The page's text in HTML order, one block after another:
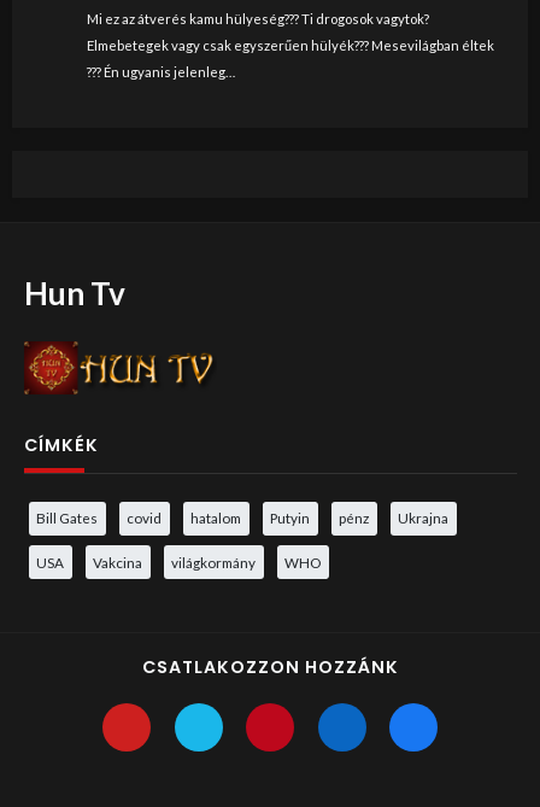
Mi ez az átverés kamu hülyeség??? Ti drogosok vagytok?
Elmebetegek vagy csak egyszerűen hülyék??? Mesevilágban éltek
??? Én ugyanis jelenleg…
Hun Tv
CÍMKÉK
Bill Gates covid hatalom Putyin pénz Ukrajna
USA Vakcina világkormány WHO
CSATLAKOZZON HOZZÁNK